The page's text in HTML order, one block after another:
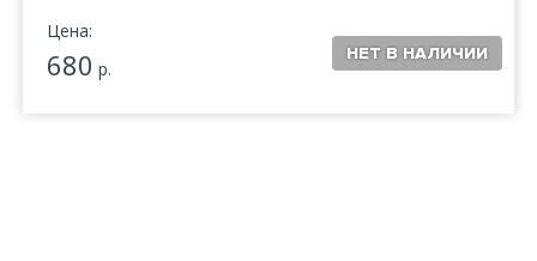
Цена:
680 р.